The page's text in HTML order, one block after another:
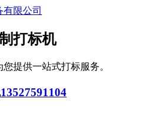
打标机
提供一站式打标服务。
13527591104